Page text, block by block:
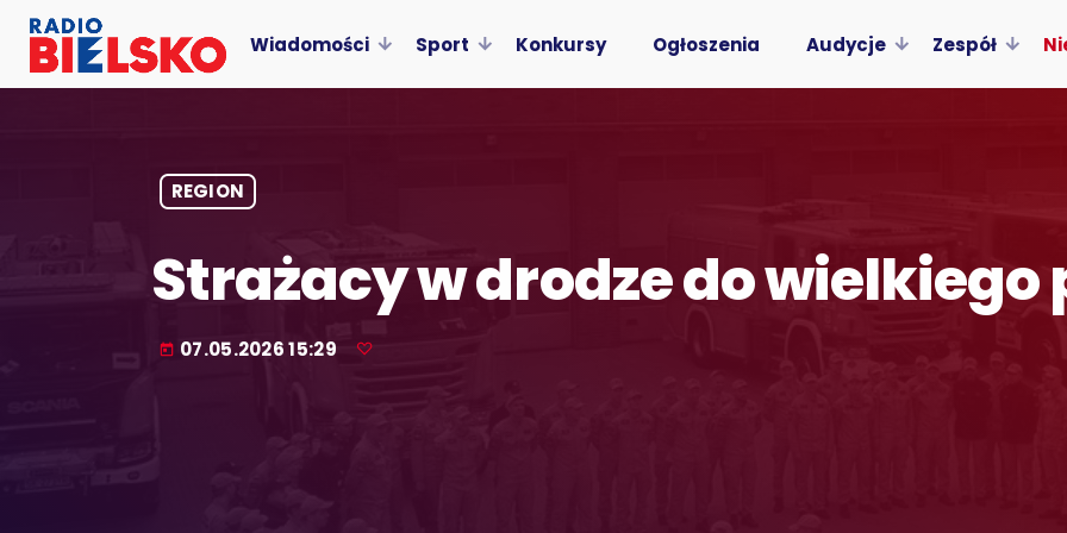
Wiadomości Sport Konkursy Ogłoszenia Audycje Zespół
REGION
Strażacy w drodze do wielkiego
today 07.05.2026 15:29